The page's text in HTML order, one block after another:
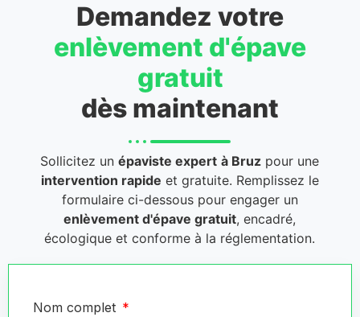
Demandez votre
enlèvement d'épave
gratuit
dès maintenant
Sollicitez unépaviste expert à Bruz pour une
intervention rapide et gratuite. Remplissez le
formulaire ci-dessous pour engager un
enlèvement d'épave gratuit, encadré,
écologique et conforme à la réglementation.
Nom complet